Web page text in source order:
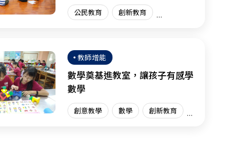
公民教育 創新教育
教師增能
數學奠基進教室，讓孩子有感學
數學
創意教學 數學 創新教育